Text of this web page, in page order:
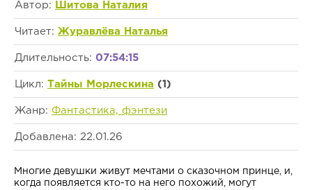
Автор: Шитова Наталия
Читает: Журавлёва Наталья
Длительность: 07:54:15
Цикл: Тайны Морлескина (1)
Жанр: Фантастика, фэнтези
Добавлена: 22.01.26
Многие девушки живут мечтами о сказочном принце, и,
когда появляется кто-то на него похожий, могут